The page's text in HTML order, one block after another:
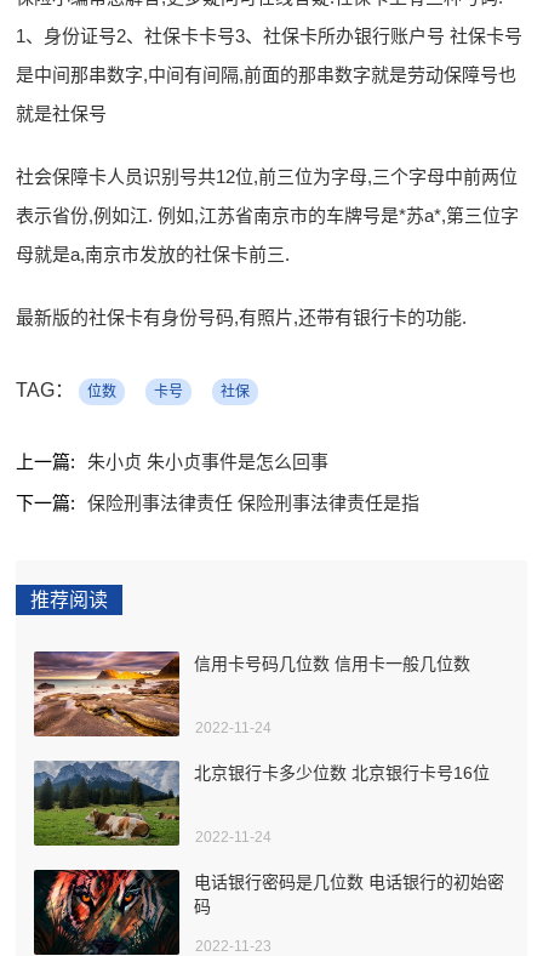
1、身份证号2、社保卡卡号3、社保卡所办银行账户号 社保卡号
是中间那串数字,中间有间隔,前面的那串数字就是劳动保障号也
就是社保号
社会保障卡人员识别号共12位,前三位为字母,三个字母中前两位
表示省份,例如江. 例如,江苏省南京市的车牌号是*苏a*,第三位字
母就是a,南京市发放的社保卡前三.
最新版的社保卡有身份号码,有照片,还带有银行卡的功能.
TAG： 位数 卡号 社保
上一篇:
朱小贞 朱小贞事件是怎么回事
下一篇:
保险刑事法律责任 保险刑事法律责任是指
推荐阅读
信用卡号码几位数 信用卡一般几位数
2022-11-24
北京银行卡多少位数 北京银行卡号16位
2022-11-24
电话银行密码是几位数 电话银行的初始密
码
2022-11-23